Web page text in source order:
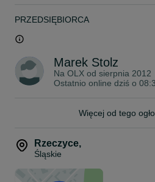
PRZEDSIĘBIORCA
Marek Stolz
Na OLX od sierpnia 2012
Ostatnio online dziś o
Więcej od tego
Rzeczyce,
Śląskie